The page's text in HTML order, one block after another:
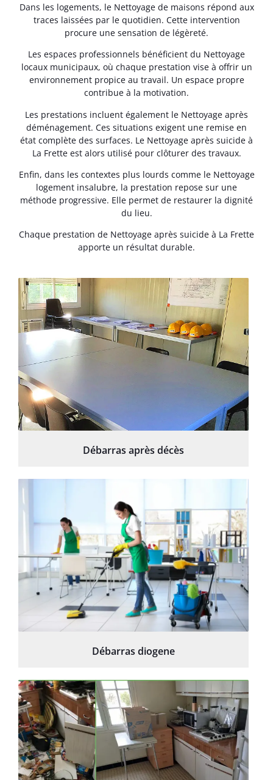
Dans les logements, le Nettoyage de maisons répond aux
traces laissées par le quotidien. Cette intervention
procure une sensation de légèreté.
Les espaces professionnels bénéficient du Nettoyage
locaux municipaux, où chaque prestation vise à offrir un
environnement propice au travail. Un espace propre
contribue à la motivation.
Les prestations incluent également le Nettoyage après
déménagement. Ces situations exigent une remise en
état complète des surfaces. Le Nettoyage après suicide à
La Frette est alors utilisé pour clôturer des travaux.
Enfin, dans les contextes plus lourds comme le Nettoyage
logement insalubre, la prestation repose sur une
méthode progressive. Elle permet de restaurer la dignité
du lieu.
Chaque prestation de Nettoyage après suicide à La Frette
apporte un résultat durable.
Débarras après décès
Débarras diogene